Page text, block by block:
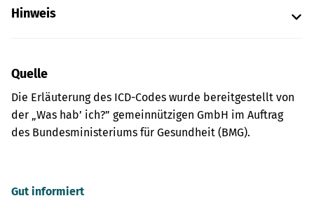
Hinweis
Quelle
Die Erläuterung des ICD-Codes wurde bereitgestellt von
der „Was hab’ ich?” gemeinnützigen GmbH im Auftrag
des Bundesministeriums für Gesundheit (BMG).
Gut informiert